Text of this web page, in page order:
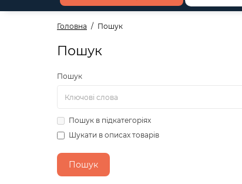
Головна Пошук
Пошук
Пошук
Пошук в підкатегоріях
Шукати в описах товарів